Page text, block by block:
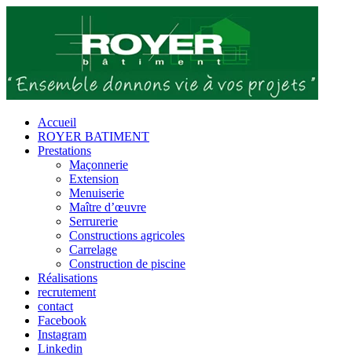
Accueil
ROYER BATIMENT
Prestations
Maçonnerie
Extension
Menuiserie
Maître d’œuvre
Serrurerie
Constructions agricoles
Carrelage
Construction de piscine
Réalisations
recrutement
contact
Facebook
Instagram
Linkedin